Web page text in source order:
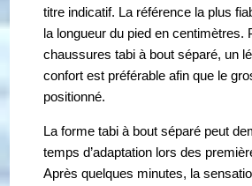
titre indicatif. La référence la plus
la longueur du pied en centimètres.
chaussures tabi à bout séparé, un
confort est préférable afin que le
positionné.
La forme tabi à bout séparé peut
temps d’adaptation lors des
Après quelques minutes, la